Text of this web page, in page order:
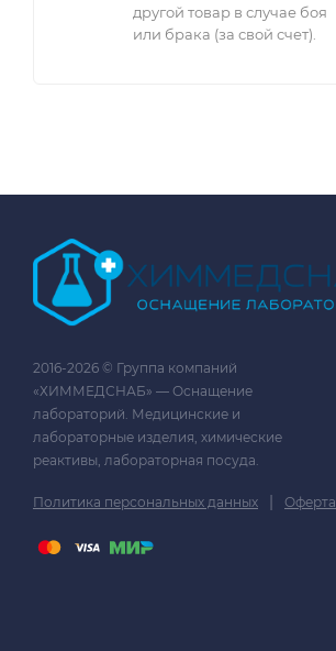
другой товар в случае боя
или брака (за свой счет).
2016-2026 © Группа компаний
«ХИММЕДСНАБ» — Оснащение
лабораторий. Медицинские и
лабораторные изделия, химические
реактивы, лабораторная посуда.
Политика персональных данных | Оферта